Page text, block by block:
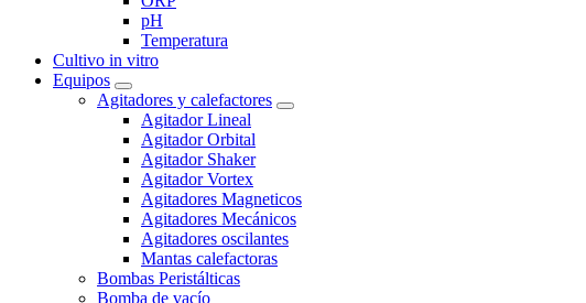
pH
Temperatura
Cultivo in vitro
Equipos
Agitadores y calefactores
Agitador Lineal
Agitador Orbital
Agitador Shaker
Agitador Vortex
Agitadores Magneticos
Agitadores Mecánicos
Agitadores oscilantes
Mantas calefactoras
Bombas Peristálticas
Bomba de vacío